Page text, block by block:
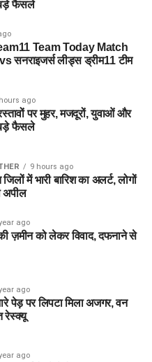
बड़े फैसले
Team Today Match
सनराइजर्स लीड्स ड्रीम11 टीम
ago
पर मुहर, मजदूरों, युवाओं और
बड़े फैसले
9 hours ago
में भारी बारिश का अलर्ट, लोगों
अपील
ago
ज़मीन को लेकर विवाद, दफनाने से
ago
पेड़ पर लिपटा मिला अजगर, वन
रेस्क्यू
ago